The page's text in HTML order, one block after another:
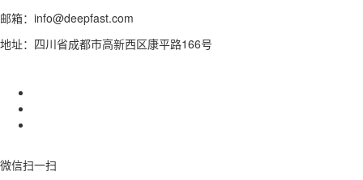
邮箱：info@deepfast.com
地址：四川省成都市高新西区康平路166号
微信扫一扫